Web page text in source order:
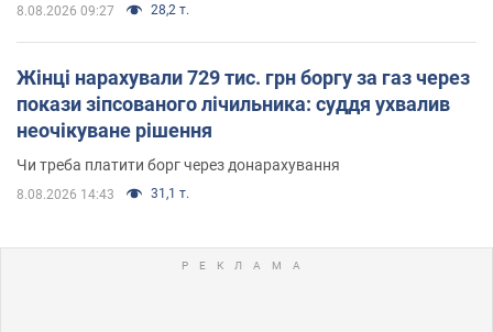
8.08.2026 09:27 28,2 т.
Жінці нарахували 729 тис. грн боргу за газ через
покази зіпсованого лічильника: суддя ухвалив
неочікуване рішення
Чи треба платити борг через донарахування
8.08.2026 14:43 31,1 т.